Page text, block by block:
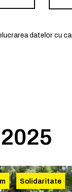
datelor cu
Solidaritate